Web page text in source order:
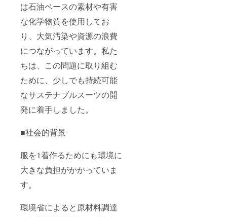
は石油ベースの素材や有害
な化学物質を使用してお
り、大気汚染や資源の浪費
につながっています。私た
ちは、この問題に取り組む
ために、少しでも持続可能
なサステナブルスーツの開
発に着手しました。
■社会的背景
服を1着作るためにも環境に
大きな負担がかかっていま
す。
環境省によると原材料調達